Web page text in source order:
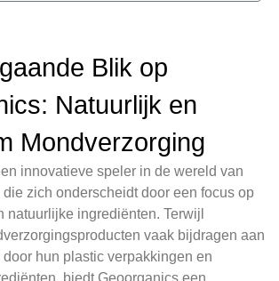
Blik op
Natuurlijk en
Mondverzorging
innovatieve speler in de wereld van
zich onderscheidt door een focus op
natuurlijke ingrediënten. Terwijl
vaak bijdragen aan
hun plastic verpakkingen en